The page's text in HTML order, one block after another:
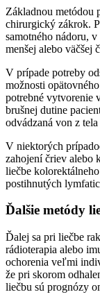
Základnou metódou
chirurgický zákrok.
samotného nádoru,
menšej alebo väčšej
V prípade potreby
možnosti
potrebné vytvorenie
brušnej dutine
odvádzaná von z
V niektorých
zahojení čriev alebo
liečbe
postihnutých
Ďalšie metódy
Ďalej sa pri liečbe
rádioterapia alebo
ochorenia veľmi
že pri skorom
liečbu sú prognózy